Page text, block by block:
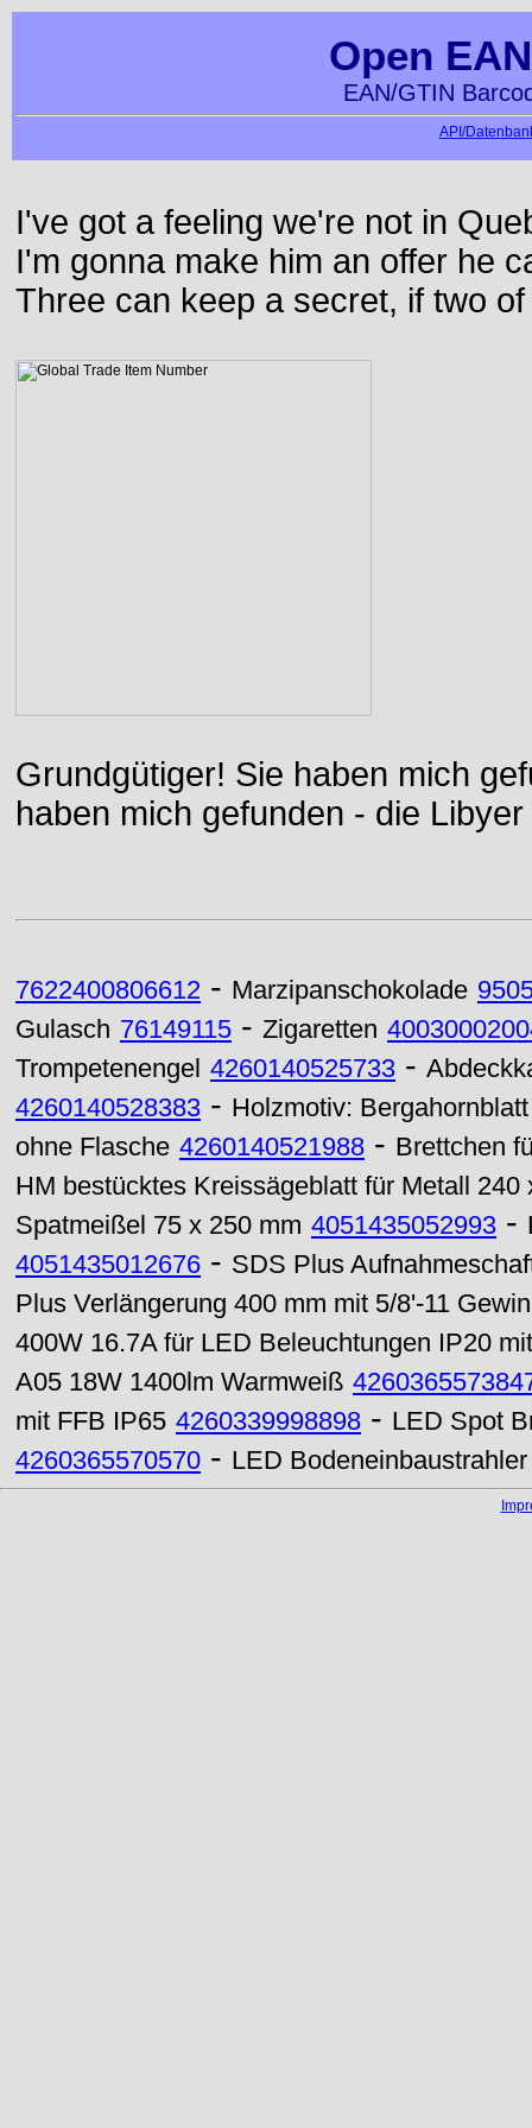
Open
EAN/GTIN
API/
I've got a feeling we're not in
I'm gonna make him an offer he
Three can keep a secret, if two
Grundgütiger! Sie haben mich
haben mich gefunden - die
7622400806612 - Marzipanschokolade
Gulasch 76149115 - Zigaretten
Trompetenengel 4260140525733 -
4260140528383 - Holzmotiv: Bergahornblatt
ohne Flasche 4260140521988 - Brettchen
HM bestücktes Kreissägeblatt für Metall 240
Spatmeißel 75 x 250 mm 4051435052993 -
4051435012676 - SDS Plus
Plus Verlängerung 400 mm mit 5/8'-11
400W 16.7A für LED Beleuchtungen IP20
A05 18W 1400lm Warmweiß
mit FFB IP65 4260339998898 - LED Spot
4260365570570 - LED